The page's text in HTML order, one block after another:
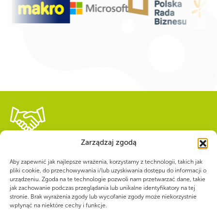
Zarządzaj zgodą
Aby zapewnić jak najlepsze wrażenia, korzystamy z technologii, takich jak
pliki cookie, do przechowywania i/lub uzyskiwania dostępu do informacji o
urządzeniu. Zgoda na te technologie pozwoli nam przetwarzać dane, takie
jak zachowanie podczas przeglądania lub unikalne identyfikatory na tej
stronie. Brak wyrażenia zgody lub wycofanie zgody może niekorzystnie
wpłynąć na niektóre cechy i funkcje.
WSPÓLNIE DLA HARCERSKIEJ MISJI
Twoje wsparcie, nasza
siła!
Numer konta do darowizn na rzecz ZHP